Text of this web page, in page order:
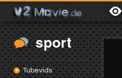
sport
Tubevids